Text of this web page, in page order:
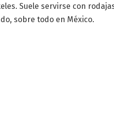
Suele servirse con
sobre todo en México.